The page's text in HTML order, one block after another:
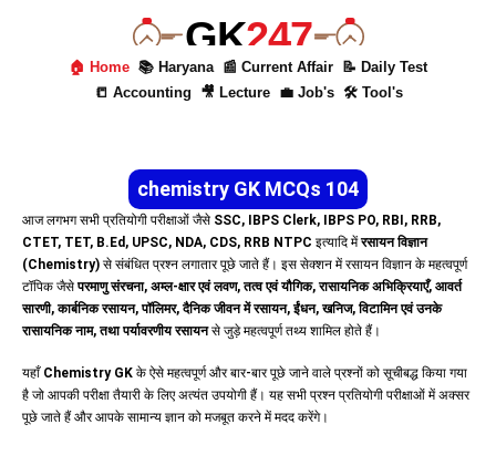
GK247
🏠 Home 📚 Haryana 📰 Current Affair
📝 Daily Test
📒 Accounting
🎥 Lecture 💼 Job's 🛠 Tool's
chemistry GK MCQs 104
आज लगभग सभी प्रतियोगी परीक्षाओं जैसे SSC, IBPS Clerk, IBPS PO, RBI, RRB,
CTET, TET, B.Ed, UPSC, NDA, CDS, RRB NTPC इत्यादि मेंरसायन विज्ञान
(Chemistry) से संबंधित प्रश्न लगातार पूछे जाते हैं। इस सेक्शन में रसायन विज्ञान के महत्वपूर्ण
टॉपिक जैसेपरमाणु संरचना, अम्ल-क्षार एवं लवण, तत्व एवं यौगिक, रासायनिक अभिक्रियाएँ, आवर्त
सारणी, कार्बनिक रसायन, पॉलिमर, दैनिक जीवन में रसायन, ईंधन, खनिज, विटामिन एवं उनके
रासायनिक नाम, तथा पर्यावरणीय रसायनसे जुड़े महत्वपूर्ण तथ्य शामिल होते हैं।
यहाँ Chemistry GK के ऐसे महत्वपूर्ण और बार-बार पूछे जाने वाले प्रश्नों को सूचीबद्ध किया गया
है जो आपकी परीक्षा तैयारी के लिए अत्यंत उपयोगी हैं। यह सभी प्रश्न प्रतियोगी परीक्षाओं में अक्सर
पूछे जाते हैं और आपके सामान्य ज्ञान को मजबूत करने में मदद करेंगे।